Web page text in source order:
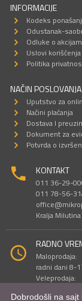
INFORMACIJE
Kodeks
Odustanak-
Odluke o
Uslovi korišćenja
Politika
NAČIN POSLOVANJA
Uputstvo za
Načini plaćanja
Dostava I
Dokument za
Potvrda o
KONTAKT
011 36-29-
011 78-56-
Kralja
RADNO
Maloprodaja:
radni dani 8-
Veleprodaja:
Dobrodošli na